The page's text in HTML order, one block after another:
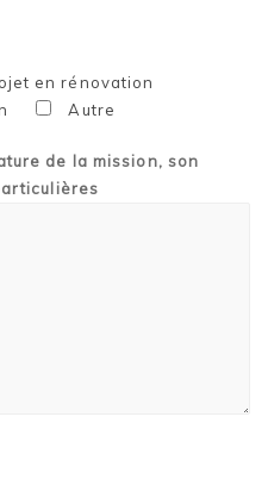
en rénovation
Autre
de la mission, son